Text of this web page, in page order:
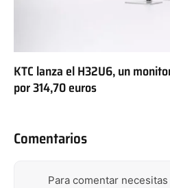
KTC lanza el H32U6, un
por 314,70 euros
Comentarios
Para comentar